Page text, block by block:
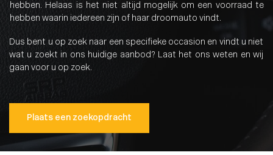
hebben. Helaas is het niet altijd mogelijk om een voorraad te
hebben waarin iedereen zijn of haar droomauto vindt.
Dus bent u op zoek naar een specifieke occasion en vindt u niet
wat u zoekt in ons huidige aanbod? Laat het ons weten en wij
gaan voor u op zoek.
Plaats een zoekopdracht